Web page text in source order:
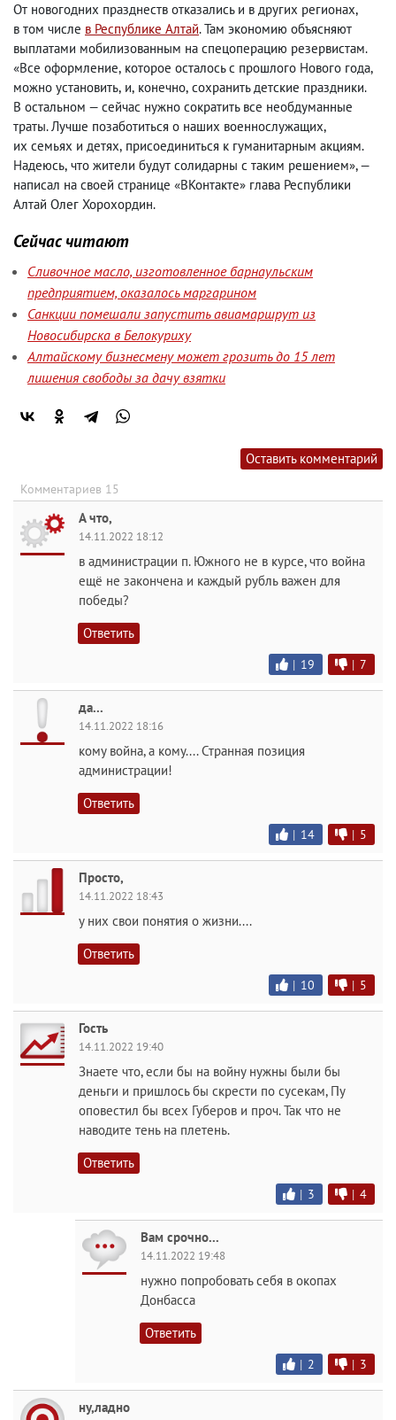
От новогодних празднеств отказались и в других регионах,
в том числе в Республике Алтай. Там экономию объясняют
выплатами мобилизованным на спецоперацию резервистам.
«Все оформление, которое осталось с прошлого Нового года,
можно установить, и, конечно, сохранить детские праздники.
В остальном — сейчас нужно сократить все необдуманные
траты. Лучше позаботиться о наших военнослужащих,
их семьях и детях, присоединиться к гуманитарным акциям.
Надеюсь, что жители будут солидарны с таким решением», —
написал на своей странице «ВКонтакте» глава Республики
Алтай Олег Хорохордин.
Сейчас читают
Сливочное масло, изготовленное барнаульским
предприятием, оказалось маргарином
Санкции помешали запустить авиамаршрут из
Новосибирска в Белокуриху
Алтайскому бизнесмену может грозить до 15 лет
лишения свободы за дачу взятки
Оставить комментарий
Комментариев 15
А что,
14.11.2022 18:12
в администрации п. Южного не в курсе, что война
ещё не закончена и каждый рубль важен для
победы?
Ответить
| 19 | 7
да...
14.11.2022 18:16
кому война, а кому.... Странная позиция
администрации!
Ответить
| 14 | 5
Просто,
14.11.2022 18:43
у них свои понятия о жизни....
Ответить
| 10 | 5
Гость
14.11.2022 19:40
Знаете что, если бы на войну нужны были бы
деньги и пришлось бы скрести по сусекам, Пу
оповестил бы всех Губеров и проч. Так что не
наводите тень на плетень.
Ответить
| 3 | 4
Вам срочно...
14.11.2022 19:48
нужно попробовать себя в окопах
Донбасса
Ответить
| 2 | 3
ну,ладно